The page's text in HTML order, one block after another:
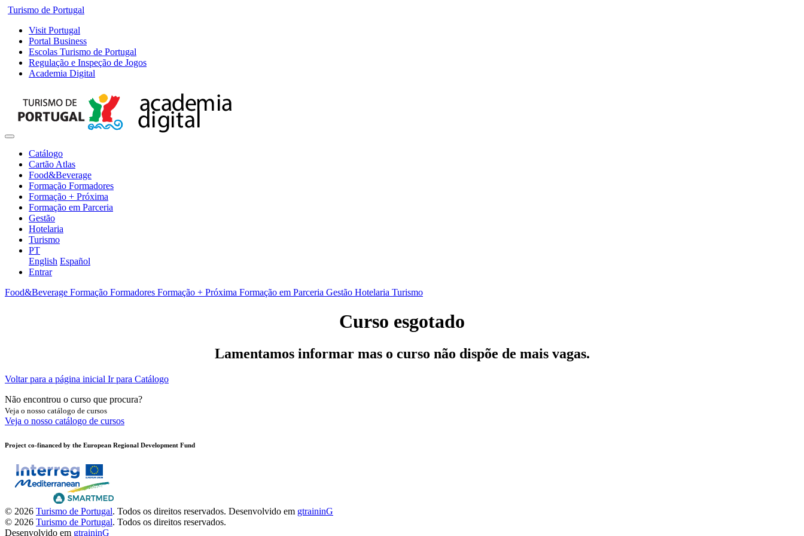
Turismo de Portugal
Visit Portugal
Portal Business
Escolas Turismo de Portugal
Regulação e Inspeção de Jogos
Academia Digital
Catálogo
Cartão Atlas
Food&Beverage
Formação Formadores
Formação + Próxima
Formação em Parceria
Gestão
Hotelaria
Turismo
PT
English Español
Entrar
Food&Beverage Formação Formadores Formação + Próxima Formação em Parceria Gestão Hotelaria Turismo
Curso esgotado
Lamentamos informar mas o curso não dispõe de mais vagas.
Voltar para a página inicial Ir para Catálogo
Não encontrou o curso que procura?
Veja o nosso catálogo de cursos
Veja o nosso catálogo de cursos
Project co-financed by the European Regional Development Fund
© 2026 Turismo de Portugal. Todos os direitos reservados. Desenvolvido em gtraininG
© 2026 Turismo de Portugal. Todos os direitos reservados.
Desenvolvido em gtraininG